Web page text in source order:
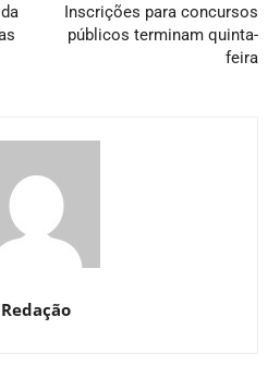
Inscrições para concursos
públicos terminam quinta-
feira
Redação